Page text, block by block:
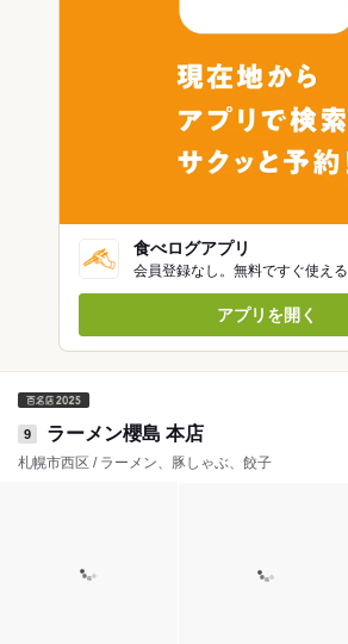
食べログアプリ
会員登録なし。無料ですぐ使える
アプリを開く
9 ラーメン櫻島 本店
札幌市西区 / ラーメン、豚しゃぶ、餃子